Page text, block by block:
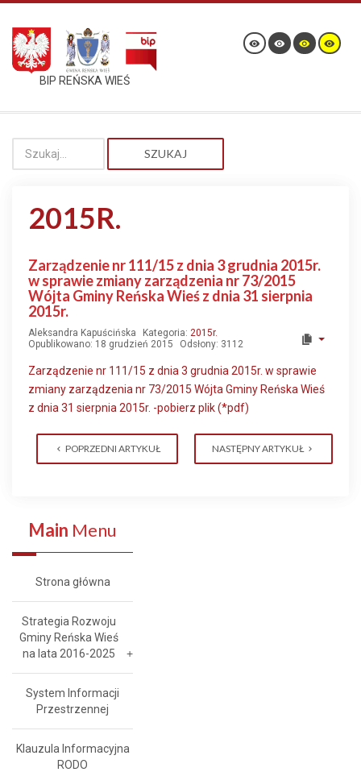
BIP REŃSKA WIEŚ
SZUKAJ
2015R.
Zarządzenie nr 111/15 z dnia 3 grudnia 2015r.
w sprawie zmiany zarządzenia nr 73/2015
Wójta Gminy Reńska Wieś z dnia 31 sierpnia
2015r.
Aleksandra Kapuścińska Kategoria: 2015r.
Opublikowano: 18 grudzień 2015
Odsłony: 3112
Zarządzenie nr 111/15 z dnia 3 grudnia 2015r. w sprawie
zmiany zarządzenia nr 73/2015 Wójta Gminy Reńska Wieś
z dnia 31 sierpnia 2015r. -pobierz plik (*pdf)
POPRZEDNI ARTYKUŁ NASTĘPNY ARTYKUŁ
Main Menu
Strona główna
Strategia Rozwoju
Gminy Reńska Wieś
na lata 2016-2025
System Informacji
Przestrzennej
Klauzula Informacyjna
RODO